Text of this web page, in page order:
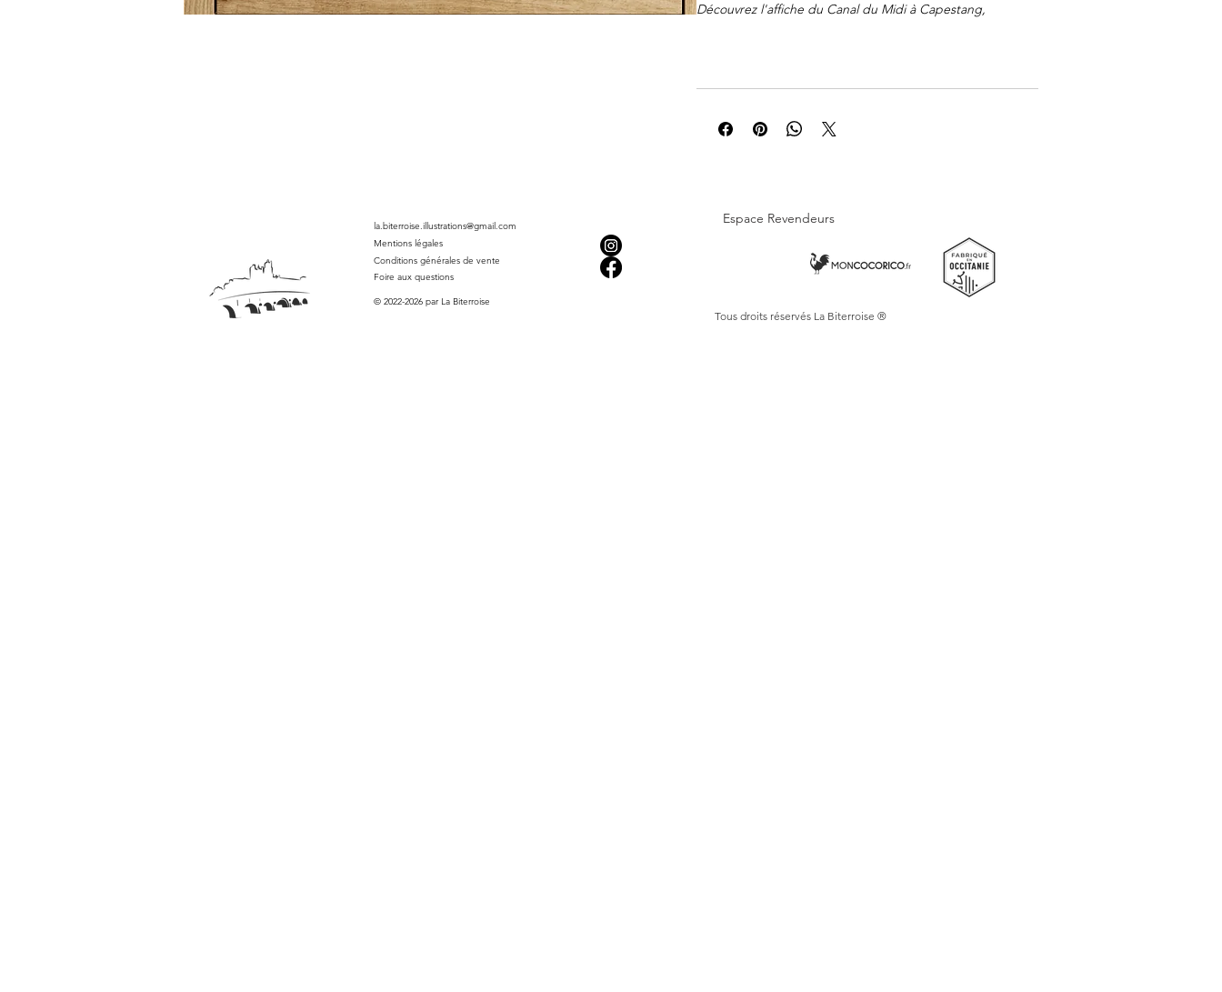
Découvrez l'affiche du Canal du Midi à Capestang,
Proposée en plusieurs formats allant de l'A4 au A0, cette
une meilleure résistance et un rendu des couleurs
cette affiche Canal du Midi à Capestang est un véritable
bijou artistique à ne pas manquer. Commandez dès
maintenant et laissez-vous séduire par la qualité et la
beauté de cette création.
la.biterroise.illustrations@gmail.com
Mentions légales
Conditions générales de vente
Foire aux questions
© 2022-2026 par La Biterroise
Espace Revendeurs
Tous droits réservés La Biterroise ®